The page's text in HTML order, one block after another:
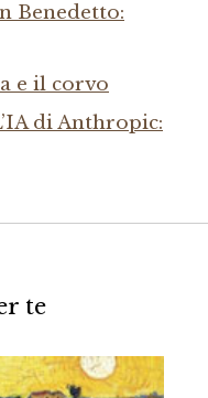
Benedetto:
e il corvo
di Anthropic:
te